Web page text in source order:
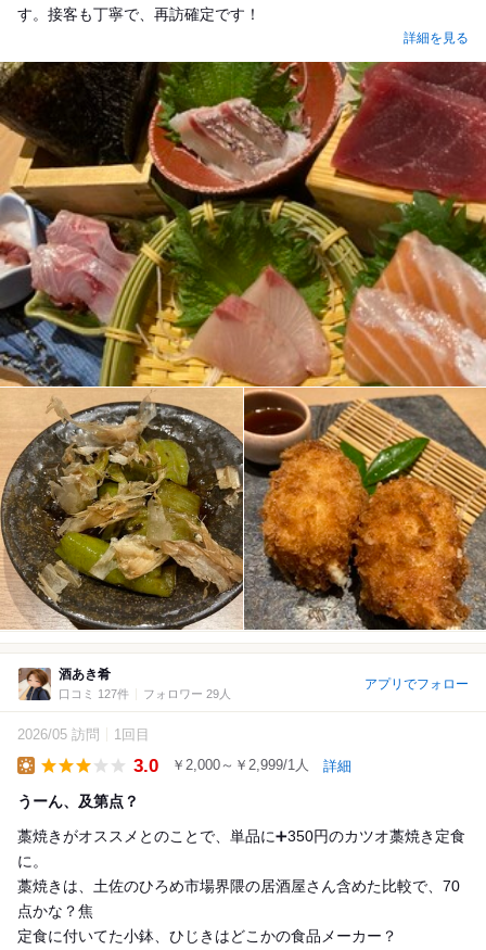
す。接客も丁寧で、再訪確定です！
詳細を見る
酒あき肴
口コミ 127件 フォロワー 29人
アプリでフォロー
2026/05 訪問 1回目
3.0 ￥2,000～￥2,999/1人 詳細
うーん、及第点？
藁焼きがオススメとのことで、単品に➕350円のカツオ藁焼き定食
に。
藁焼きは、土佐のひろめ市場界隈の居酒屋さん含めた比較で、70
点かな？焦
定食に付いてた小鉢、ひじきはどこかの食品メーカー？